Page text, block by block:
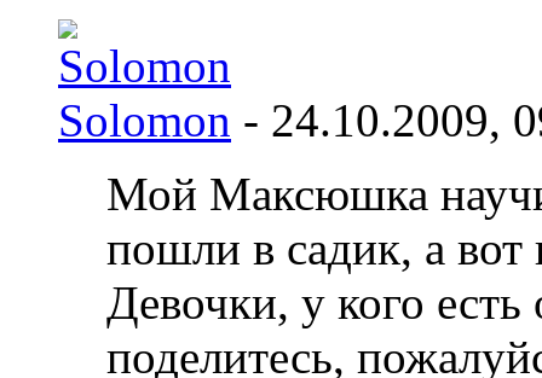
Solomon - 24.10.2009,
Мой Максюшка
пошли в садик, а
Девочки, у кого
поделитесь,